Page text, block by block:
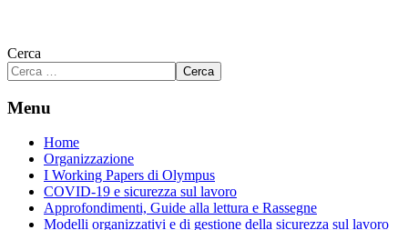
Cerca
Cerca
Menu
Home
Organizzazione
I Working Papers di Olympus
COVID-19 e sicurezza sul lavoro
Approfondimenti, Guide alla lettura e Rassegne
Modelli organizzativi e di gestione della sicurezza sul lavoro